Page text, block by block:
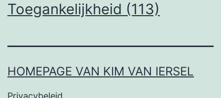
Toegankelijkheid (113)
HOMEPAGE VAN KIM VAN IERSEL
Privacybeleid